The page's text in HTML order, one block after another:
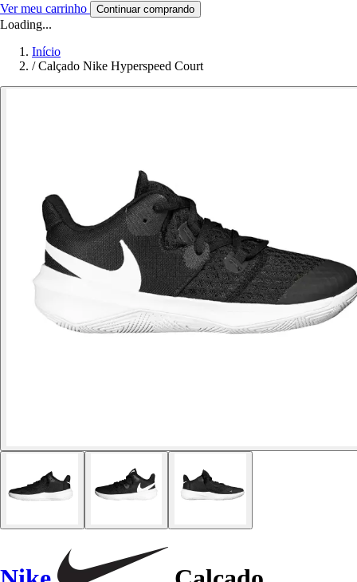
Ver meu carrinho Continuar comprando
Loading...
Início
/ Calçado Nike Hyperspeed Court